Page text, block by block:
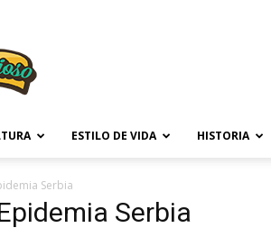
ESTILO DE VIDA HISTORIA
Serbia
Serbia